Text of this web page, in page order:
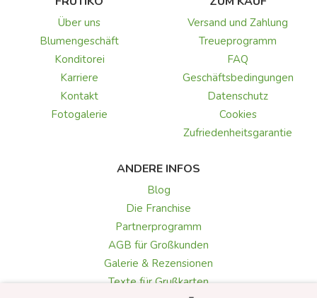
Über uns
Blumengeschäft
Konditorei
Karriere
Kontakt
Fotogalerie
Versand und Zahlung
Treueprogramm
FAQ
Geschäftsbedingungen
Datenschutz
Cookies
Zufriedenheitsgarantie
ANDERE INFOS
Blog
Die Franchise
Partnerprogramm
AGB für Großkunden
Galerie & Rezensionen
Texte für Grußkarten